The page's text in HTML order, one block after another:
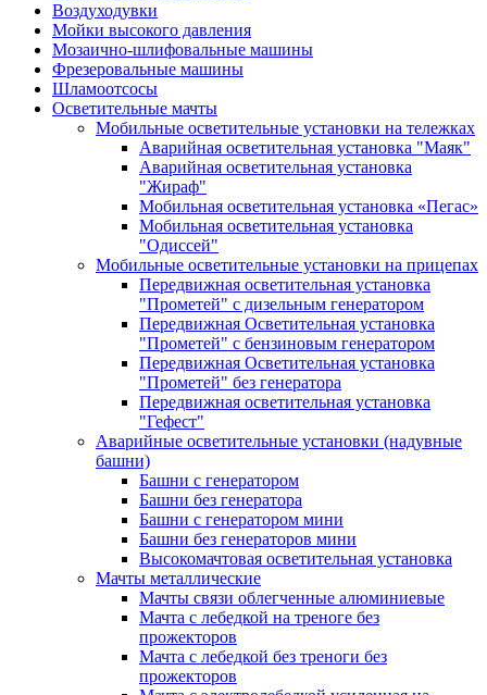
Воздуходувки
Мойки высокого давления
Мозаично-шлифовальные машины
Фрезеровальные машины
Шламоотсосы
Осветительные мачты
Мобильные осветительные установки на тележках
Аварийная осветительная установка "Маяк"
Аварийная осветительная установка
"Жираф"
Мобильная осветительная установка «Пегас»
Мобильная осветительная установка
"Одиссей"
Мобильные осветительные установки на прицепах
Передвижная осветительная установка
"Прометей" с дизельным генератором
Передвижная Осветительная установка
"Прометей" с бензиновым генератором
Передвижная Осветительная установка
"Прометей" без генератора
Передвижная осветительная установка
"Гефест"
Аварийные осветительные установки (надувные
башни)
Башни с генератором
Башни без генератора
Башни с генератором мини
Башни без генераторов мини
Высокомачтовая осветительная установка
Мачты металлические
Мачты связи облегченные алюминиевые
Мачта с лебедкой на треноге без
прожекторов
Мачта с лебедкой без треноги без
прожекторов